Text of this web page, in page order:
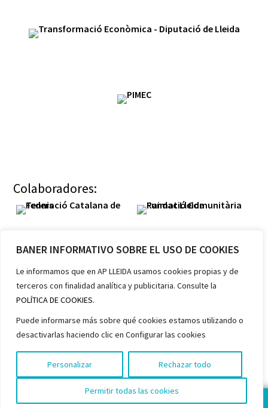
BANER INFORMATIVO SOBRE EL USO DE COOKIES
Le informamos que en AP LLEIDA usamos cookies propias y de
terceros con finalidad analítica y publicitaria. Consulte la
POLÍTICA DE COOKIES.
Puede informarse más sobre qué cookies estamos utilizando o
desactivarlas haciendo clic en Configurar las cookies
Personalizar Rechazar todo
Permitir todas las cookies
Miembros:
Colaboradores:
¡HAZTE SOCIA!